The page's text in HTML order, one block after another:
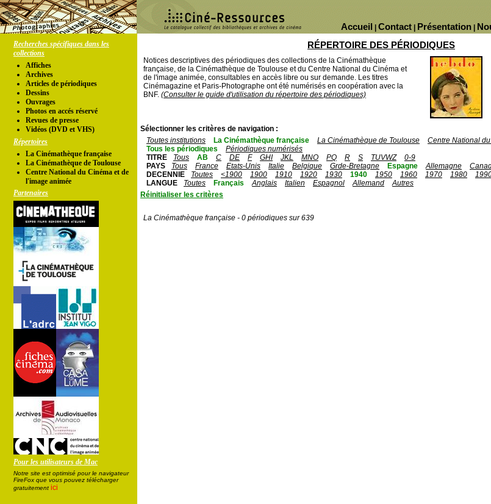
Présentation
Contact
Accueil
Recherches spécifiques dans les
collections
Affiches
Archives
Articles de périodiques
Dessins
Ouvrages
Photos en accés réservé
Revues de presse
Vidéos (DVD et VHS)
Répertoires
La Cinémathèque française
La Cinémathèque de Toulouse
Centre National du Cinéma et de
l'image animée
Partenaires
Pour les utilisateurs de Mac
Notre site est optimisé pour le navigateur
FireFox que vous pouvez télécharger
gratuitement ici
RÉPERTOIRE DES PÉRIODIQUES
Notices descriptives des périodiques des collections de la Cinémathèque
française, de la Cinémathèque de Toulouse et du Centre National du Cinéma et
de l'image animée, consultables en accès libre ou sur demande. Les titres
Cinémagazine et Paris-Photographe ont été numérisés en coopération avec la
BNF. (Consulter le guide d'utilisation du répertoire des périodiques)
Sélectionner les critères de navigation :
Toutes institutions
La Cinémathèque française La Cinémathèque de Toulouse
Centre National
Tous les périodiques
Périodiques numérisés
TITRE
Tous AB C DE F GHI JKL MNO PQ R S TUVWZ
0-9
PAYS
Tous France Etats-Unis Italie Belgique Grde-Bretagne Espagne Allemagne
DECENNIE
Toutes <1900 1900 1910 1920 1930 1940 1950 1960 1970 1980
LANGUE
Toutes Français Anglais Italien Espagnol Allemand
Autres
Réinitialiser les critères
La Cinémathèque française - 0 périodiques sur 639